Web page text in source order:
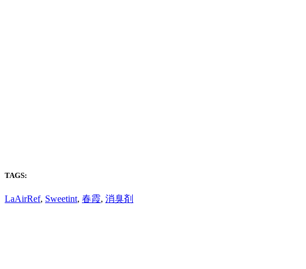
TAGS:
LaAirRef, Sweetint, 春霞, 消臭剤